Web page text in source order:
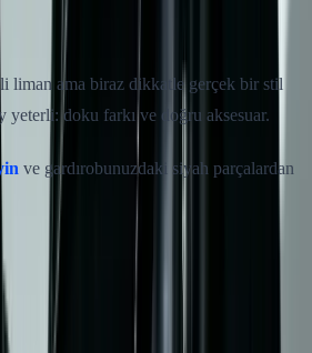
liman ama biraz dikkatle gerçek bir stil
yeterli: doku farkı ve doğru aksesuar.
ve gardırobunuzdaki siyah parçalardan